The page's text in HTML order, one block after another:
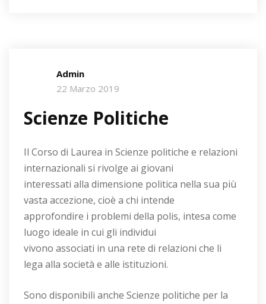
Admin
22 Marzo 2019
Scienze Politiche
Il Corso di Laurea in Scienze politiche e relazioni
internazionali si rivolge ai giovani
interessati alla dimensione politica nella sua più
vasta accezione, cioè a chi intende
approfondire i problemi della polis, intesa come
luogo ideale in cui gli individui
vivono associati in una rete di relazioni che li
lega alla società e alle istituzioni.
Sono disponibili anche Scienze politiche per la